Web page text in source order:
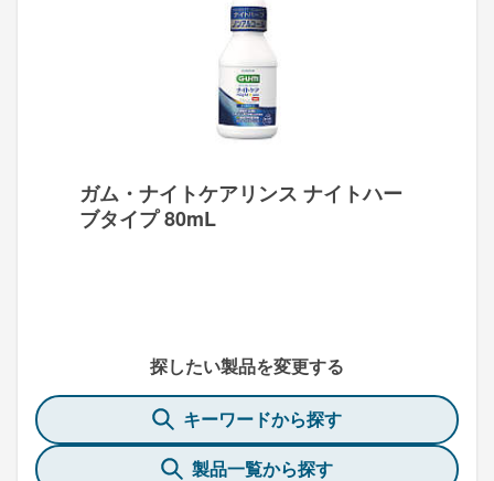
ガム・ナイトケアリンス ナイトハー
ブタイプ 80mL
探したい製品を変更する
キーワードから探す
製品一覧から探す